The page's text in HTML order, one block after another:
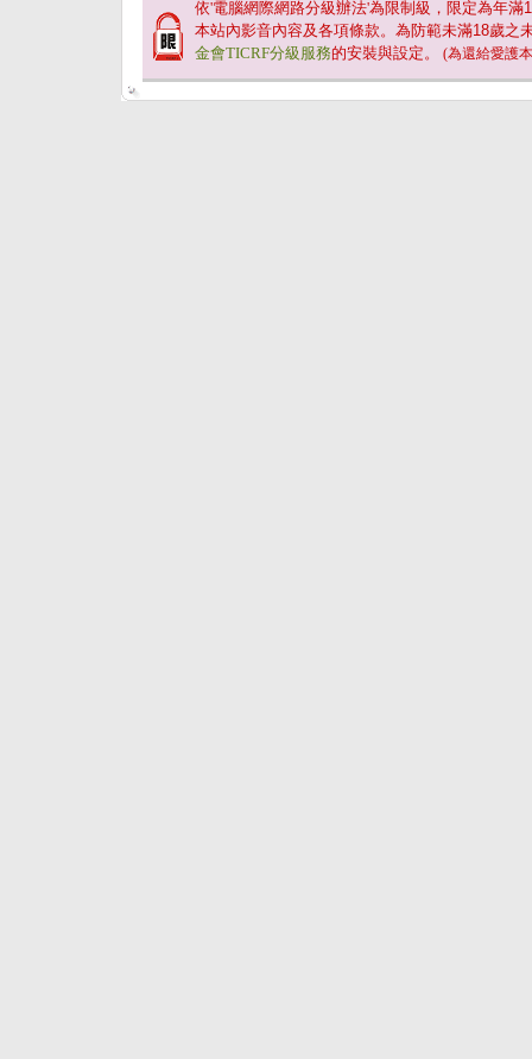
依'電腦網際網路分級辦法'為限制級，限定為年滿
本站內影音內容及各項條款。為防範未滿18歲之
金會TICRF分級服務的安裝與設定。 (為還給愛護